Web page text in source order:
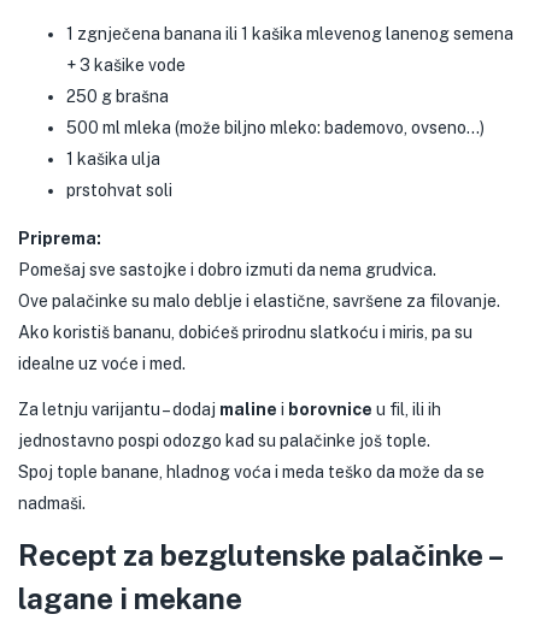
1 zgnječena banana ili 1 kašika mlevenog lanenog semena
+ 3 kašike vode
250 g brašna
500 ml mleka (može biljno mleko: bademovo, ovseno…)
1 kašika ulja
prstohvat soli
Priprema:
Pomešaj sve sastojke i dobro izmuti da nema grudvica.
Ove palačinke su malo deblje i elastične, savršene za filovanje.
Ako koristiš bananu, dobićeš prirodnu slatkoću i miris, pa su
idealne uz voće i med.
Za letnju varijantu – dodaj maline i borovnice u fil, ili ih
jednostavno pospi odozgo kad su palačinke još tople.
Spoj tople banane, hladnog voća i meda teško da može da se
nadmaši.
Recept za bezglutenske palačinke –
lagane i mekane